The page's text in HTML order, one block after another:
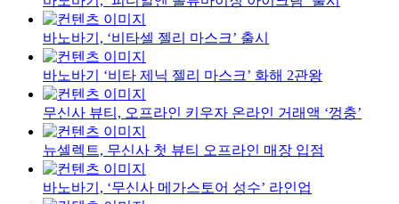
바노바기, ‘비타셀 젤리 마스크’ 출시
바노바기 ‘비타 제닉 젤리 마스크’ 화해 2관왕
무신사 뷰티, 오프라인 키우자 온라인 거래액 ‘껑충’
뉴셀렉트, 무신사 첫 뷰티 오프라인 매장 입점
바노바기, ‘무신사 메가스토어 성수’ 라인업